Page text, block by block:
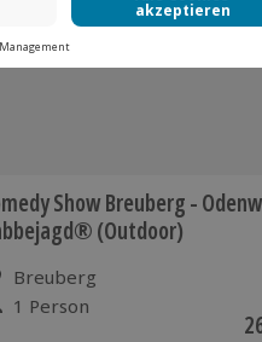
Show Breuberg -
(Outdoor)
Breuberg
1 Person